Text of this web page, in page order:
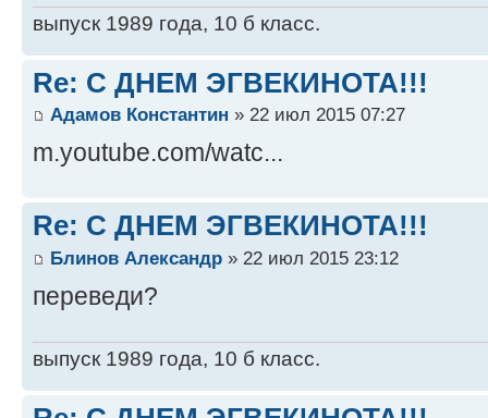
выпуск 1989 года, 10 б класс.
Re: С ДНЕМ ЭГВЕКИНОТА!!!
Адамов Константин » 22 июл 2015 07:27
m.youtube.com/watc...
Re: С ДНЕМ ЭГВЕКИНОТА!!!
Блинов Александр » 22 июл 2015 23:12
переведи?
выпуск 1989 года, 10 б класс.